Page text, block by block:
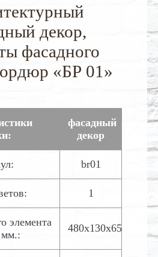
декор,
фасадного
«БР 01»
фасадный
декор
br01
1
элемента
480х130х65